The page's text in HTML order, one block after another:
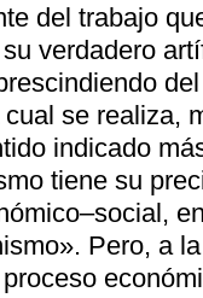
del trabajo
verdadero
se realiza,
indicado
tiene su
Pero, a